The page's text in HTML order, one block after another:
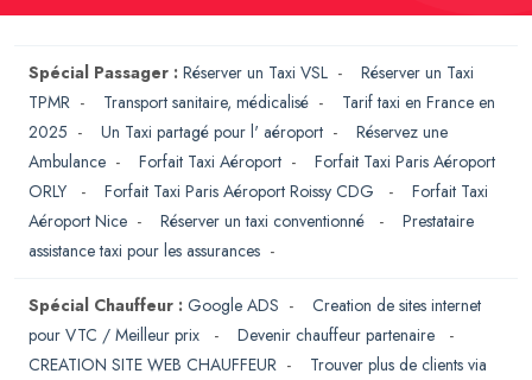
Spécial Passager : Réserver un Taxi VSL - Réserver un Taxi
TPMR - Transport sanitaire, médicalisé - Tarif taxi en France en
2025 - Un Taxi partagé pour l' aéroport - Réservez une
Ambulance - Forfait Taxi Aéroport - Forfait Taxi Paris Aéroport
ORLY
- Forfait Taxi Paris Aéroport Roissy CDG - Forfait Taxi
Aéroport Nice - Réserver un taxi conventionné - Prestataire
assistance taxi pour les assurances -
Spécial Chauffeur : Google ADS - Creation de sites internet
pour VTC / Meilleur prix
- Devenir chauffeur partenaire
-
CREATION SITE WEB CHAUFFEUR - Trouver plus de clients via